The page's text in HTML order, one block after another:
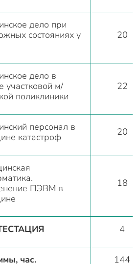
дело при
состояниях у
20
дело в
участковой м/
поликлиники
22
персонал в
катастроф
20
ПЭВМ в
18
4
час. 144